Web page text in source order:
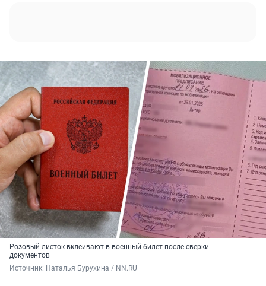
Розовый листок вклеивают в военный билет после сверки
документов
Источник: Наталья Бурухина / NN.RU